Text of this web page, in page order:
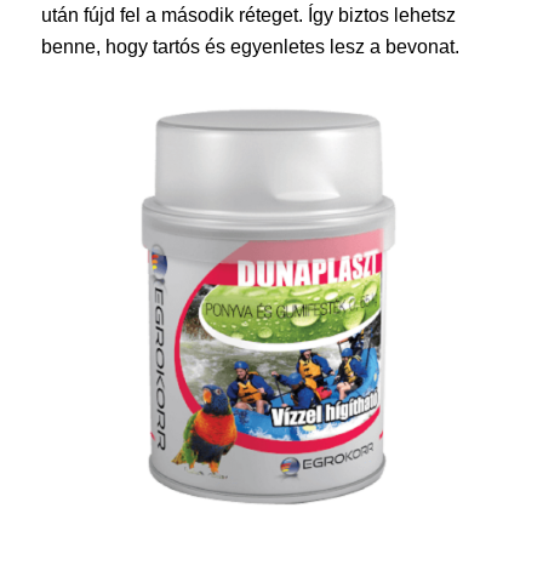
után fújd fel a második réteget. Így biztos lehetsz
benne, hogy tartós és egyenletes lesz a bevonat.